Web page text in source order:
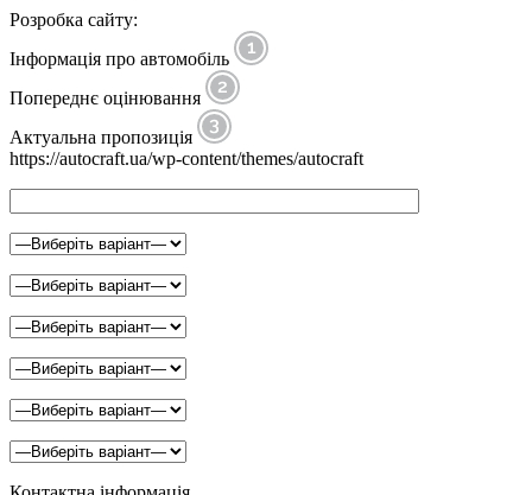
Розробка сайту:
Інформація про автомобіль
Попереднє оцінювання
Актуальна пропозиція
https://autocraft.ua/wp-content/themes/autocraft